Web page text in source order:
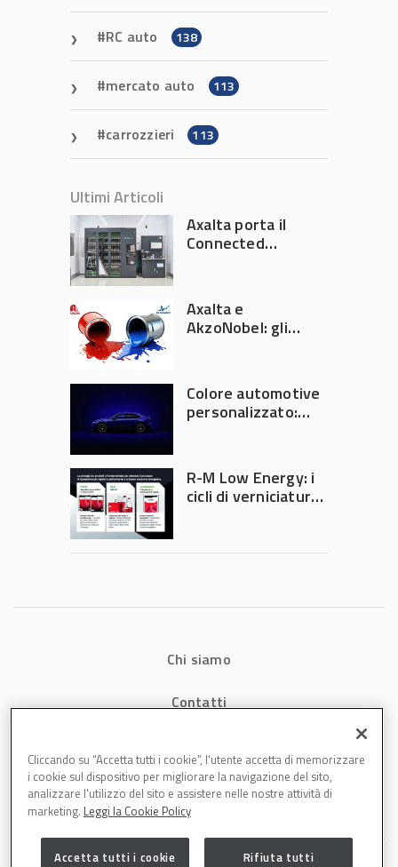
RC auto 138
mercato auto 113
carrozzieri 113
Ultimi Articoli
Axalta porta il
Connected
Automechanika
Frankfurt 2026
Axalta e
AkzoNobel: gli
Colore automotive
personalizzato:
diventa ingegneria
di precisione
R-M Low Energy: i
cicli di verniciatura
tempi e costi in
Chi siamo
Contatti
Cookies
Cliccando su “Accetta tutti i cookie”, l'utente accetta di memorizzare
i cookie sul dispositivo per migliorare la navigazione del sito,
analizzare l'utilizzo del sito e assistere nelle nostre attività di
marketing. Leggi la Cookie Policy
Accetta tutti i cookie Rifiuta tutti